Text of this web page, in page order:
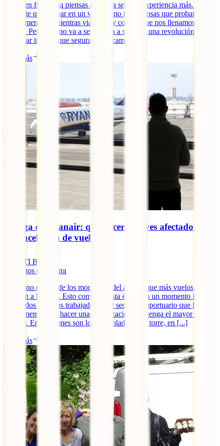
Viajar en furgoneta piensas que va a ser una experiencia más. Algo
diferente que probar en un viaje como tantas cosas que probamos
por primera vez mientras viajamos y con las que nos llenamos de
ilusión. Pero esto no va a ser así. Va a ser toda una revolución. Un
despertar interior que seguramente cambie [...]
Leer más
Huelga de Ryanair: qué hacer si te ves afectado por
la cancelación de vuelos
IATI Blog
minutos de lectura
El verano es uno de los momentos del año en que más vuelos salen
y llegan a España. Esto convierte esta época en un momento ideal
para todos aquellos trabajadores del sector aeroportuario que buscan
un momento para hacer una movilización que tenga el mayor eco
posible. En ocasiones son los controladores de torre, en [...]
Leer más